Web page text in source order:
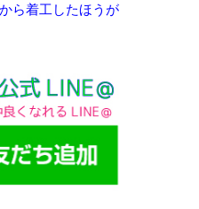
ら着工したほうが